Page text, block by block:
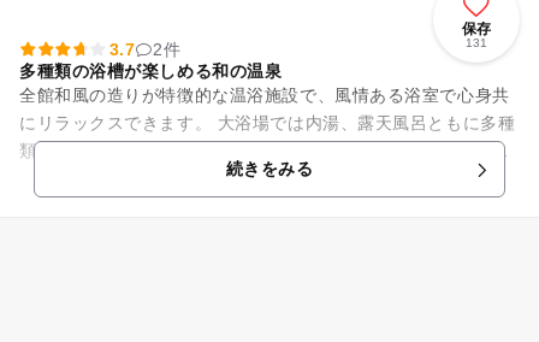
保存
131
3.7
2件
多種類の浴槽が楽しめる和の温泉
全館和風の造りが特徴的な温浴施設で、風情ある浴室で心身共
にリラックスできます。 大浴場では内湯、露天風呂ともに多種
類の浴槽が揃っていて、大浴場の白湯は天然温泉を利用してい
ます。他に程よい刺激が...続きをみる